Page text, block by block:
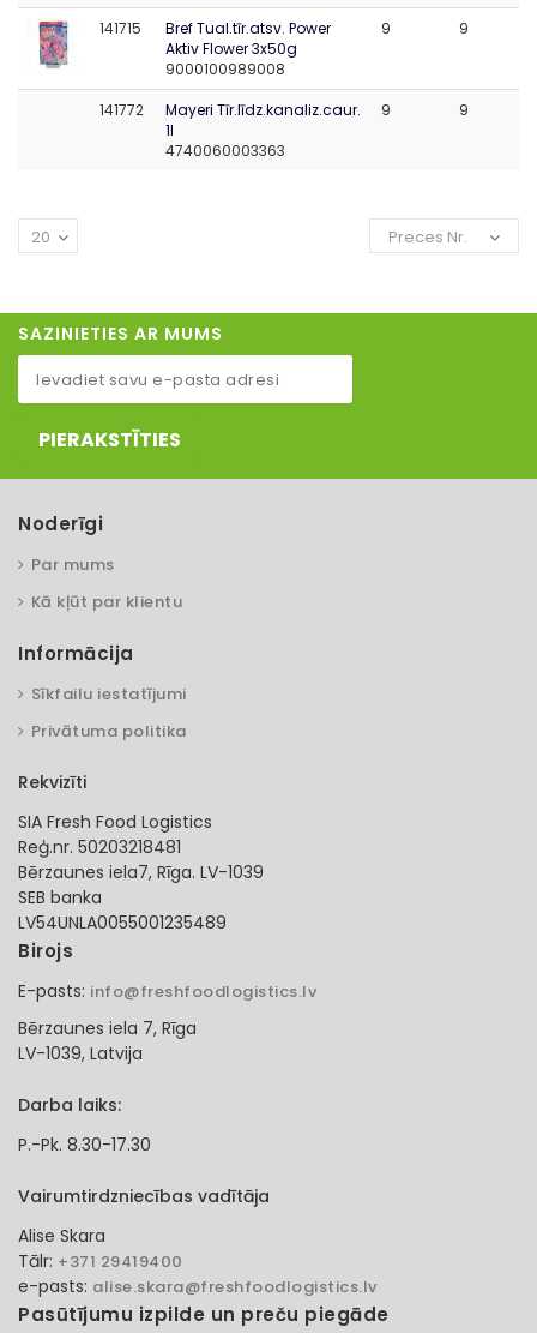
141715
Bref Tual.tīr.atsv. Power
Aktiv Flower 3x50g
9000100989008
9 9
141772
Mayeri Tīr.līdz.kanaliz.caur.
1l
4740060003363
9 9
Preces Nr.
20
SAZINIETIES AR MUMS
PIERAKSTĪTIES
Noderīgi
Par mums
Kā kļūt par klientu
Informācija
Sīkfailu iestatījumi
Privātuma politika
Rekvizīti
SIA Fresh Food Logistics
Reģ.nr. 50203218481
Bērzaunes iela7, Rīga. LV-1039
SEB banka
LV54UNLA0055001235489
Birojs
E-pasts: info@freshfoodlogistics.lv
Bērzaunes iela 7, Rīga
LV-1039, Latvija
Darba laiks:
P.-Pk. 8.30-17.30
Vairumtirdzniecības vadītāja
Alise Skara
Tālr: +371 29419400
e-pasts: alise.skara@freshfoodlogistics.lv
Pasūtījumu izpilde un preču piegāde